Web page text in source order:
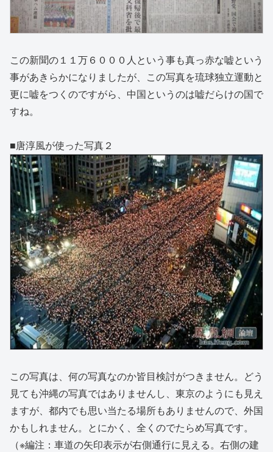
この新聞の１１万６０００人という事も真っ赤な嘘という
事があきらかになりましたが、この写真を琉球独立運動と
更に嘘をつくのですがら、中国というのは嘘だらけの国で
すね。
■唐淳風が使った写真２
この写真は、何の写真なのか皆目検討がつきません。どう
見ても沖縄の写真ではありませんし、東京のようにも見え
ますが、都内でも思い当たる場所もありませんので、外国
かもしれません。とにかく、全くのでたらめ写真です。
（※編注：車道の矢印表示が右側通行に見える。右側の建